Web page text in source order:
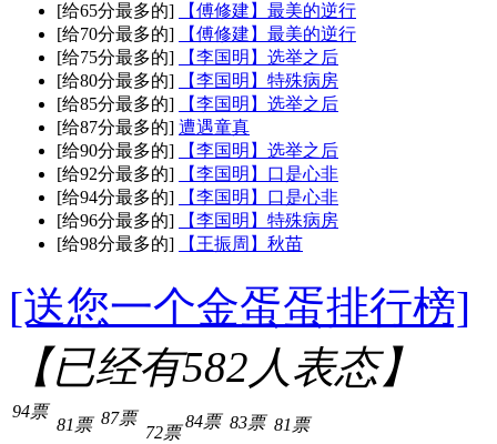
[给65分最多的]
【傅修建】最美的逆行
[给70分最多的]
【傅修建】最美的逆行
[给75分最多的]
【李国明】选举之后
[给80分最多的]
【李国明】特殊病房
[给85分最多的]
【李国明】选举之后
[给87分最多的] 遭遇童真
[给90分最多的]
【李国明】选举之后
[给92分最多的]
【李国明】口是心非
[给94分最多的]
【李国明】口是心非
[给96分最多的]
【李国明】特殊病房
[给98分最多的]
【王振周】秋苗
[送您一个金蛋蛋排行榜]
【已经有582人表态】
94票
81票 87票
72票
84票 83票 81票